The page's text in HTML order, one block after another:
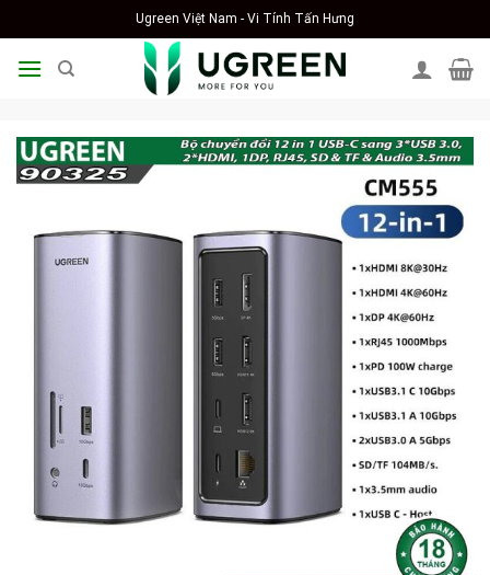
to
content
Ugreen Việt Nam - Vi Tính Tấn Hưng